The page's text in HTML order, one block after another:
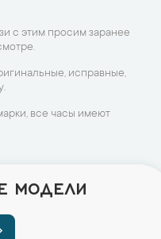
с этим просим заранее
исправные,
все часы имеют
МОДЕЛИ